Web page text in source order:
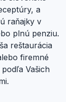
a
raňajky v
plnú penziu.
reštaurácia
firemné
Vašich